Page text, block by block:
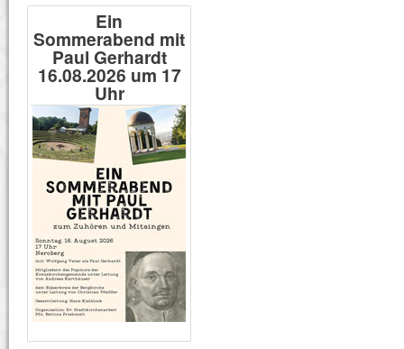
Ein
Sommerabend mit
Paul Gerhardt
16.08.2026 um 17
Uhr